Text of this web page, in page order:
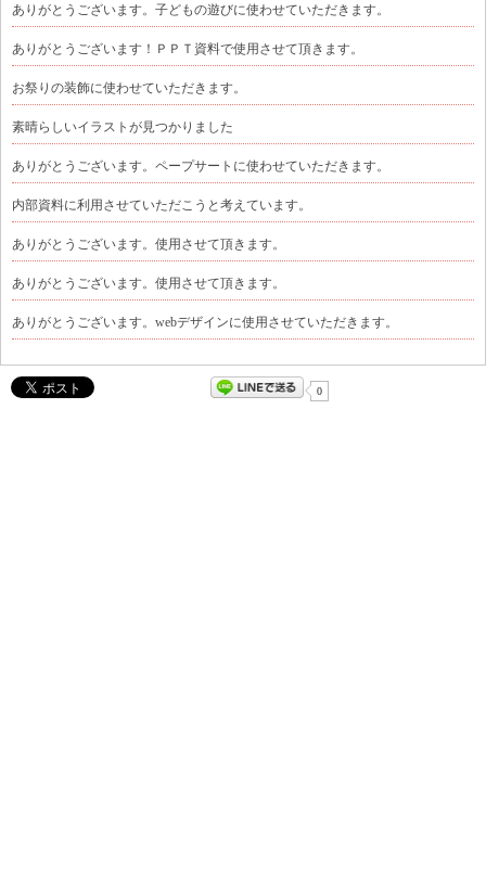
ありがとうございます。子どもの遊びに使わせていただきます。
ありがとうございます！ＰＰＴ資料で使用させて頂きます。
お祭りの装飾に使わせていただきます。
素晴らしいイラストが見つかりました
ありがとうございます。ペープサートに使わせていただきます。
内部資料に利用させていただこうと考えています。
ありがとうございます。使用させて頂きます。
ありがとうございます。使用させて頂きます。
ありがとうございます。webデザインに使用させていただきます。
0